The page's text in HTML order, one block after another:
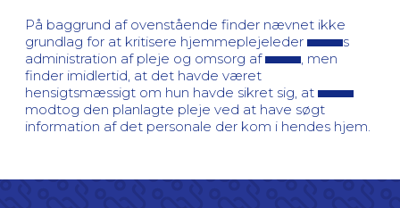
På baggrund af ovenstående finder nævnet ikke
grundlag for at kritisere hjemmeplejeleder
s
administration af pleje og omsorg af
, men
finder imidlertid, at det havde været
hensigtsmæssigt om hun havde sikret sig, at
modtog den planlagte pleje ved at have søgt
information af det personale der kom i hendes hjem.